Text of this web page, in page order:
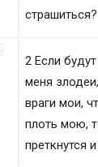
страшиться?
2 Если
меня
враги мои,
плоть мою,
преткнутся